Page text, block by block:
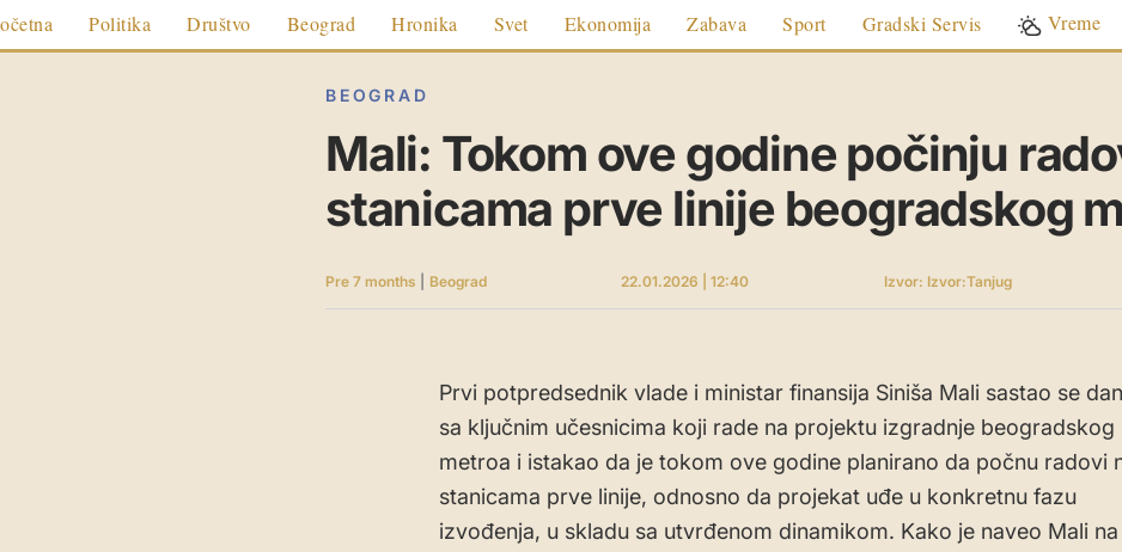
Politika Društvo Beograd Hronika Svet Ekonomija Zabava Sport Gradski Servis Vreme
BEOGRAD
Mali: Tokom ove godine počinju
stanicama prve linije beogradskog
Pre 7 months Beograd 22.01.2026 | 12:40 Izvor: Izvor:Tanjug
Prvi potpredsednik vlade i ministar finansija Siniša Mali sastao se
sa ključnim učesnicima koji rade na projektu izgradnje beogradskog
metroa i istakao da je tokom ove godine planirano da počnu radovi
stanicama prve linije, odnosno da projekat uđe u konkretnu fazu
izvođenja, u skladu sa utvrđenom dinamikom. Kako je naveo Mali na